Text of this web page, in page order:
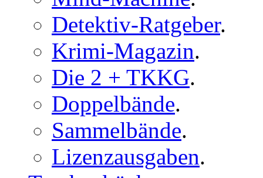
Detektiv-Ratgeber.
Krimi-Magazin.
Die 2 + TKKG.
Doppelbände.
Sammelbände.
Lizenzausgaben.